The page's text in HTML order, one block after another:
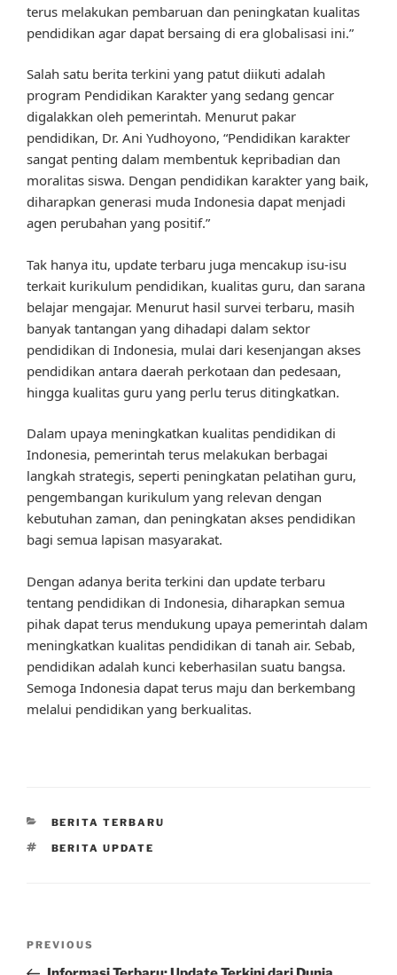
terus melakukan pembaruan dan peningkatan kualitas
pendidikan agar dapat bersaing di era globalisasi ini.”
Salah satu berita terkini yang patut diikuti adalah
program Pendidikan Karakter yang sedang gencar
digalakkan oleh pemerintah. Menurut pakar
pendidikan, Dr. Ani Yudhoyono, “Pendidikan karakter
sangat penting dalam membentuk kepribadian dan
moralitas siswa. Dengan pendidikan karakter yang baik,
diharapkan generasi muda Indonesia dapat menjadi
agen perubahan yang positif.”
Tak hanya itu, update terbaru juga mencakup isu-isu
terkait kurikulum pendidikan, kualitas guru, dan sarana
belajar mengajar. Menurut hasil survei terbaru, masih
banyak tantangan yang dihadapi dalam sektor
pendidikan di Indonesia, mulai dari kesenjangan akses
pendidikan antara daerah perkotaan dan pedesaan,
hingga kualitas guru yang perlu terus ditingkatkan.
Dalam upaya meningkatkan kualitas pendidikan di
Indonesia, pemerintah terus melakukan berbagai
langkah strategis, seperti peningkatan pelatihan guru,
pengembangan kurikulum yang relevan dengan
kebutuhan zaman, dan peningkatan akses pendidikan
bagi semua lapisan masyarakat.
Dengan adanya berita terkini dan update terbaru
tentang pendidikan di Indonesia, diharapkan semua
pihak dapat terus mendukung upaya pemerintah dalam
meningkatkan kualitas pendidikan di tanah air. Sebab,
pendidikan adalah kunci keberhasilan suatu bangsa.
Semoga Indonesia dapat terus maju dan berkembang
melalui pendidikan yang berkualitas.
CATEGORIES
BERITA TERBARU
TAGS
BERITA UPDATE
Previous
Post
PREVIOUS